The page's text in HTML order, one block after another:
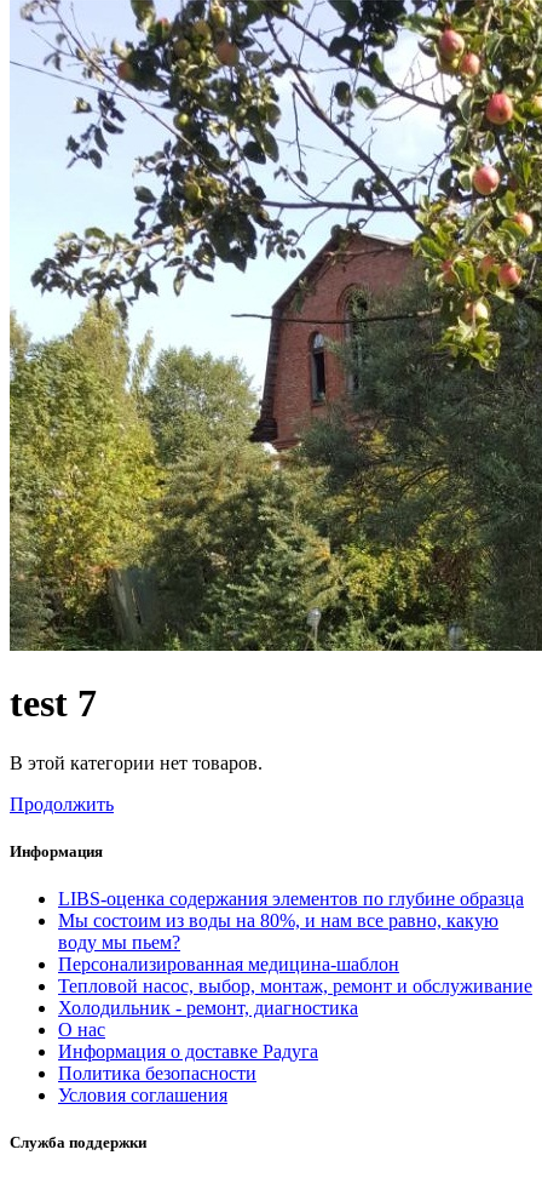
test 7
В этой категории нет товаров.
Продолжить
Информация
LIBS-оценка содержания элементов по глубине образца
Мы состоим из воды на 80%, и нам все равно, какую
воду мы пьем?
Персонализированная медицина-шаблон
Тепловой насос, выбор, монтаж, ремонт и обслуживание
Холодильник - ремонт, диагностика
О нас
Информация о доставке Радуга
Политика безопасности
Условия соглашения
Служба поддержки